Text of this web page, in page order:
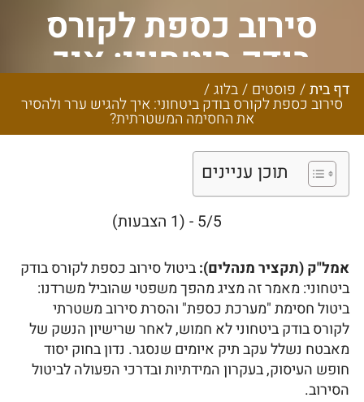
סירוב כספת לקורס
בודק ביטחוני: איך
להגיש ערר ולהסיר את
החסימה המשטרתית?
דף בית/ פוסטים /בלוג/
סירוב כספת לקורס בודק ביטחוני: איך להגיש ערר ולהסיר
את החסימה המשטרתית?
תוכן עניינים
5/5 - (1 הצבעות)
אמל"ק (תקציר מנהלים):ביטול סירוב כספת לקורס בודק
ביטחוני: מאמר זה מציג מהפך משפטי שהוביל משרדנו:
ביטול חסימת "מערכת כספת" והסרת סירוב משטרתי
לקורס בודק ביטחוני לא חמוש, לאחר שרישיון הנשק של
מאבטח נשלל עקב תיק איומים שנסגר. נדון בחוק יסוד
חופש העיסוק, בעקרון המידתיות ובדרכי הפעולה לביטול
הסירוב.